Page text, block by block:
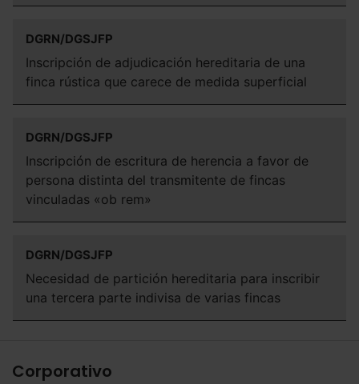
DGRN/DGSJFP
Inscripción de adjudicación hereditaria de una
finca rústica que carece de medida superficial
DGRN/DGSJFP
Inscripción de escritura de herencia a favor de
persona distinta del transmitente de fincas
vinculadas «ob rem»
DGRN/DGSJFP
Necesidad de partición hereditaria para inscribir
una tercera parte indivisa de varias fincas
Corporativo